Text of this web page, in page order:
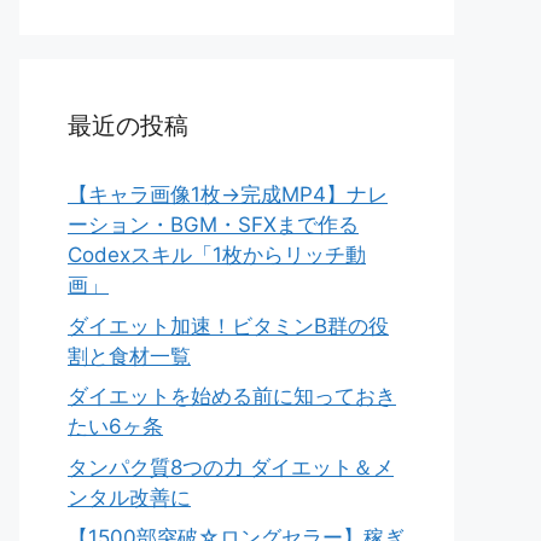
最近の投稿
【キャラ画像1枚→完成MP4】ナレ
ーション・BGM・SFXまで作る
Codexスキル「1枚からリッチ動
画」
ダイエット加速！ビタミンB群の役
割と食材一覧
ダイエットを始める前に知っておき
たい6ヶ条
タンパク質8つの力 ダイエット＆メ
ンタル改善に